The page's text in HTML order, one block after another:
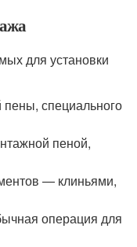
для установки
специального
пеной,
— клиньями,
операция для